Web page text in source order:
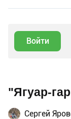
Войти
"Ягуар-
Сергей